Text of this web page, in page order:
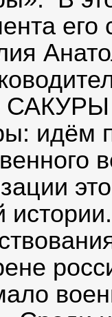
его
идём
истории.